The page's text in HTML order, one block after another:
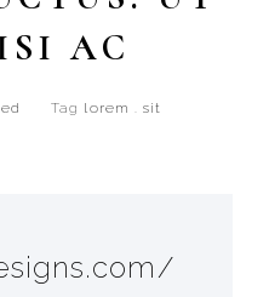
AC
Tag lorem . sit